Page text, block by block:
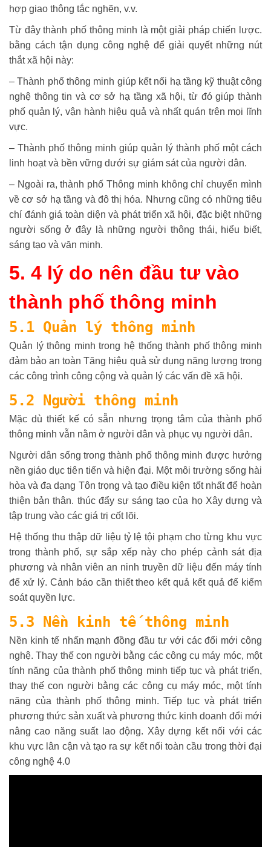
hợp giao thông tắc nghẽn, v.v.
Từ đây thành phố thông minh là một giải pháp chiến lược.
bằng cách tận dụng công nghệ để giải quyết những nút
thắt xã hội này:
– Thành phố thông minh giúp kết nối hạ tầng kỹ thuật công
nghệ thông tin và cơ sở hạ tầng xã hội, từ đó giúp thành
phố quản lý, vận hành hiệu quả và nhất quán trên mọi lĩnh
vực.
– Thành phố thông minh giúp quản lý thành phố một cách
linh hoạt và bền vững dưới sự giám sát của người dân.
– Ngoài ra, thành phố Thông minh không chỉ chuyển mình
về cơ sở hạ tầng và đô thị hóa. Nhưng cũng có những tiêu
chí đánh giá toàn diện và phát triển xã hội, đặc biệt những
người sống ở đây là những người thông thái, hiểu biết,
sáng tạo và văn minh.
5. 4 lý do nên đầu tư vào
thành phố thông minh
5.1 Quản lý thông minh
Quản lý thông minh trong hệ thống thành phố thông minh
đảm bảo an toàn Tăng hiệu quả sử dụng năng lượng trong
các công trình công cộng và quản lý các vấn đề xã hội.
5.2 Người thông minh
Mặc dù thiết kế có sẵn nhưng trọng tâm của thành phố
thông minh vẫn nằm ở người dân và phục vụ người dân.
Người dân sống trong thành phố thông minh được hưởng
nền giáo dục tiên tiến và hiện đại. Một môi trường sống hài
hòa và đa dạng Tôn trọng và tạo điều kiện tốt nhất để hoàn
thiện bản thân. thúc đẩy sự sáng tạo của họ Xây dựng và
tập trung vào các giá trị cốt lõi.
Hệ thống thu thập dữ liệu tỷ lệ tội phạm cho từng khu vực
trong thành phố, sự sắp xếp này cho phép cảnh sát địa
phương và nhân viên an ninh truyền dữ liệu đến máy tính
để xử lý. Cảnh báo cần thiết theo kết quả kết quả để kiểm
soát quyền lực.
5.3 Nền kinh tế thông minh
Nền kinh tế nhấn mạnh đồng đầu tư với các đổi mới công
nghệ. Thay thế con người bằng các công cụ máy móc, một
tính năng của thành phố thông minh tiếp tục và phát triển,
thay thế con người bằng các công cụ máy móc, một tính
năng của thành phố thông minh. Tiếp tục và phát triển
phương thức sản xuất và phương thức kinh doanh đổi mới
nâng cao năng suất lao động. Xây dựng kết nối với các
khu vực lân cận và tạo ra sự kết nối toàn cầu trong thời đại
công nghệ 4.0